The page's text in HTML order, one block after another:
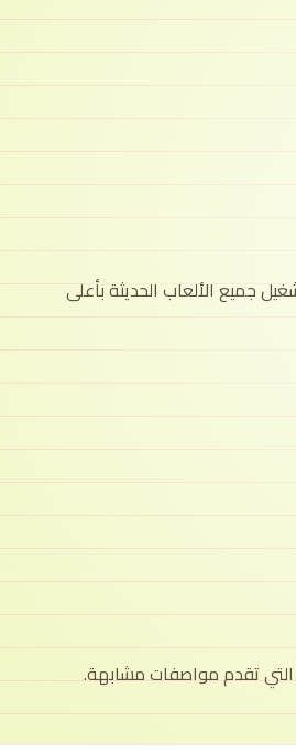
جميع الألعاب الحديثة بأعلى
التي تقدم مواصفات مشابهة.